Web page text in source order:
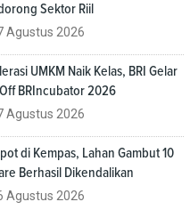
Sektor Riil
Agustus 2026
UMKM Naik Kelas, BRI Gelar
BRIncubator 2026
Agustus 2026
di Kempas, Lahan Gambut 10
Berhasil Dikendalikan
Agustus 2026